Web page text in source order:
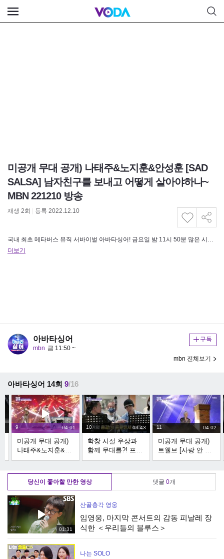
미공개 무대 공개) 나태주&노지훈&안성훈 [SAD
SALSA] 남자친구를 보내고 어떻게 살아야하나~
MBN 221210 방송
재생 2회 등록 2022.12.10
국내 최초 메타버스 뮤직 서바이벌 아바타싱어! 금요일 밤 11시 50분 많은 시청 바랍니다!
더보기
아바타싱어
mbn 금 11:50 ~
구독
mbn 전체보기
아바타싱어 14회 9/16
9 04:01
미공개 무대 공개)
나태주&노지훈&안
성훈 [SAD SALSA]
남자친구를 보내고
어떻게 살아야하나
~ MBN 221210 방
송
10 03:43
학창 시절 우상과
함께 무대를?! 프로
美 뿜뿜! 트웰브의
합주실 영상 보고
가실게요~↗ MBN
221210 방송
11 04:02
미공개 무대 공개)
트웰브 [사랑 안 해]
사랑… 그냥 해! 완
전 해!! 트웰브! 사
방송
당신이 좋아할 만한 영상 댓글 0개
01:31
산골총각 영웅
임영웅, 마지막 콘서트의 감동 피날레 장
식한 ＜우리들의 블루스＞
나는 SOLO